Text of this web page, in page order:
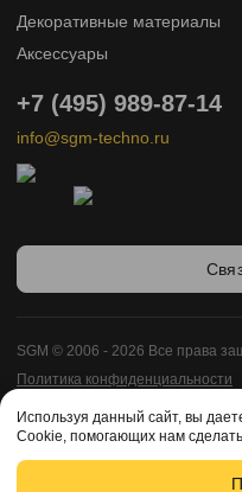
Декоративные материалы
Аксессуары
+7 (495) 989-87-14
info@sgm-techno.ru
SGM © 2006 - 2026 Все права
Политика конфиденциальности
Карта сайта
Разработка сайта -Enigma Web
Используя данный сайт, вы
Cookie, помогающих нам